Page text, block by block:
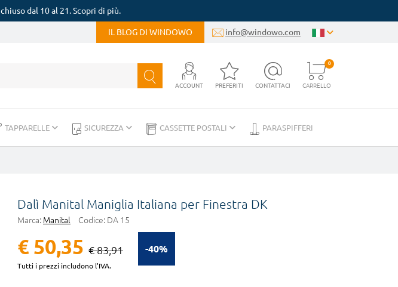
dal 10 al 21. Scopri di più.
IL BLOG DI WINDOWO info@windowo.com
ACCOUNT PREFERITI CONTATTACI CARRELLO
0
TAPPARELLE SICUREZZA CASSETTE POSTALI PARASPIFFERI
Dalì Manital Maniglia Italiana per Finestra DK
Marca: Manital Codice: DA 15
-40%
€ 50,35 € 83,91
Tutti i prezzi includono l'IVA.